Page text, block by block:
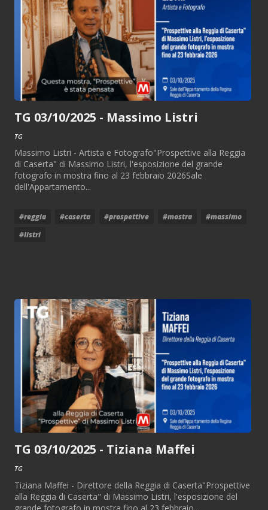
TG 03/10/2025 - Massimo Listri
TG
Massimo Listri - Artista e Fotografo"Prospettive alla Reggia
di Caserta" di Massimo Listri, l'esposizione del grande
fotografo in mostra fino al 23 febbraio 2026Sale
dell'Appartamento...
#reggia #caserta #prospettive #mostra
#massimo
#listri
TG 03/10/2025 - Tiziana Maffei
TG
Tiziana Maffei - Direttore della Reggia di Caserta"Prospettive
alla Reggia di Caserta" di Massimo Listri, l'esposizione del